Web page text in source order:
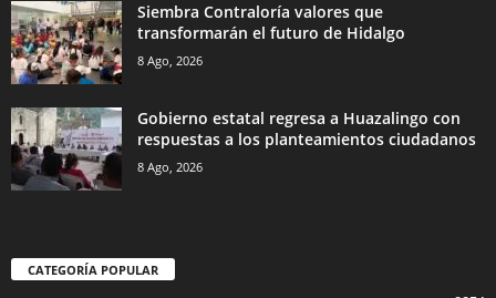
Siembra Contraloría valores que
transformarán el futuro de Hidalgo
8 Ago, 2026
Gobierno estatal regresa a Huazalingo con
respuestas a los planteamientos ciudadanos
8 Ago, 2026
CATEGORÍA POPULAR